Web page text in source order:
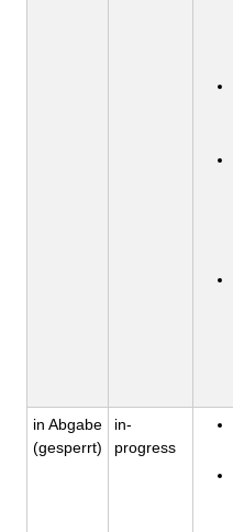
in Abgabe
(gesperrt)
in-
progress